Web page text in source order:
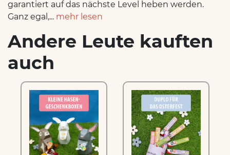
garantiert auf das nächste Level heben werden.
Ganz egal,... mehr lesen
Andere Leute kauften
auch